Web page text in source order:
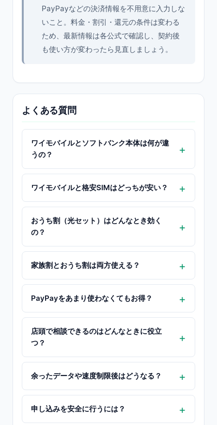
PayPayなどの決済情報を不用意に入力しな
いこと。料金・割引・還元の条件は変わる
ため、最新情報は各公式で確認し、契約後
も使い方が変わったら見直しましょう。
よくある質問
ワイモバイルとソフトバンク本体は何が違
うの？
ワイモバイルと格安SIMはどっちが安い？
おうち割（光セット）はどんなとき効く
の？
家族割とおうち割は両方使える？
PayPayをあまり使わなくてもお得？
店頭で相談できるのはどんなときに役立
つ？
余ったデータや速度制限後はどうなる？
申し込みを安全に行うには？